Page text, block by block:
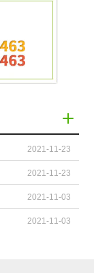
2021-11-23
2021-11-23
2021-11-03
2021-11-03